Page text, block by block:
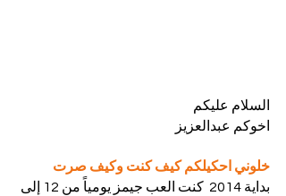
السلام عليكم
اخوكم عبدالعزيز
خلوني احكيلكم كيف كنت وكيف صرت
بداية 2014  كنت العب جيمز يومياً من 12 إلى